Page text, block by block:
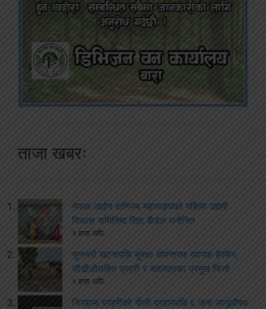
ताजा खबरः
नेपाल उद्योग वाणिज्य महासङ्घको महिला उद्यमी
विकास समितिमा रिता कँडेल मनोनित
१ हप्ता अघि
सुनसरी घटनापछि सुरक्षा संयन्त्रमा व्यापक हेरफेर,
सीडीओसहित प्रहरी र सशस्त्रका प्रमुख फिर्ता
१ हप्ता अघि
सिरहामा प्रहरीको गोली प्रहारपछि ६ जना लागूऔषध